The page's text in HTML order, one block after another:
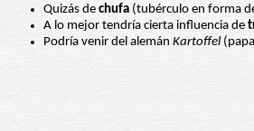
Quizás de chufa (tubérculo en forma
A lo mejor tendría cierta influencia de
Podría venir del alemán Kartoffel